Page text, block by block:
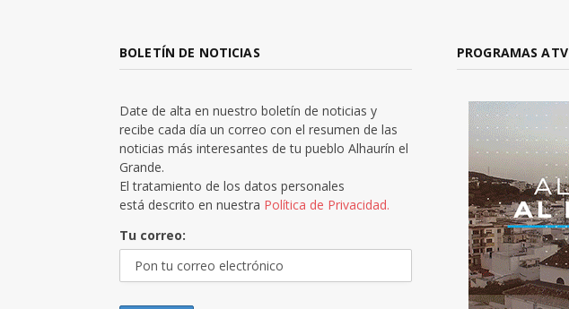
BOLETÍN DE NOTICIAS
Date de alta en nuestro boletín de noticias y
recibe cada día un correo con el resumen de las
noticias más interesantes de tu pueblo Alhaurín el
Grande.
El tratamiento de los datos personales
está descrito en nuestra Política de Privacidad.
Tu correo:
PROGRAMAS ATV